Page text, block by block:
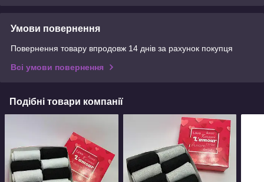
Умови повернення
Повернення товару впродовж 14 днів за рахунок покупця
Всі умови повернення
Подібні товари компанії